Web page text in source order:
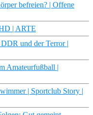
befreien? | Offene
| ARTE
und der Terror |
Amateurfußball |
| Sportclub Story |